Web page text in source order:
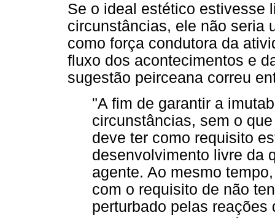
Se o ideal estético estivesse
circunstâncias, ele não seria
como força condutora da
fluxo dos acontecimentos e
sugestão peirceana correu
"A fim de garantir a
circunstâncias, sem o
deve ter como requisito
desenvolvimento livre da
agente. Ao mesmo
com o requisito de não
perturbado pelas reações